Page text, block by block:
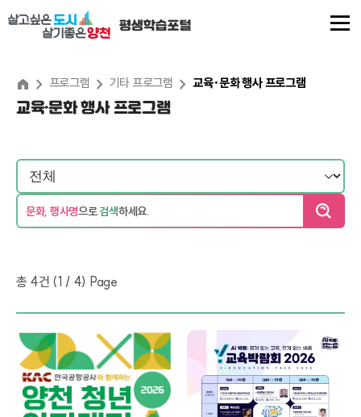
본
프로그램 기타 프로그램 교육·문화 행사 프로그램
교육·문화 행사 프로그램
문화, 행사명으로검색하세요.
총 4건 (1 / 4) Page